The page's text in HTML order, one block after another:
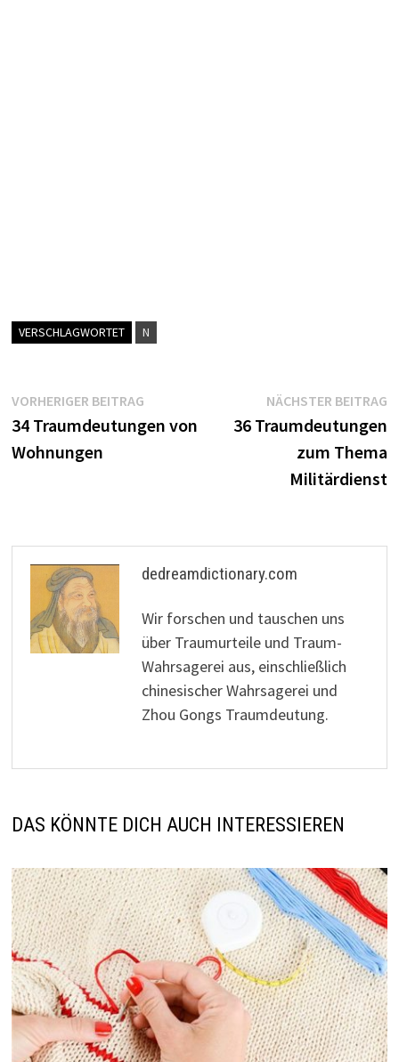
VERSCHLAGWORTET N
Beitragsnavigation
VORHERIGER BEITRAGVorheriger
Beitrag:
34 Traumdeutungen von
Wohnungen
NÄCHSTER BEITRAG
36 Traumdeutungen
zum Thema
Militärdienst
dedreamdictionary.com
Wir forschen und tauschen uns
über Traumurteile und Traum-
Wahrsagerei aus, einschließlich
chinesischer Wahrsagerei und
Zhou Gongs Traumdeutung.
DAS KÖNNTE DICH AUCH INTERESSIEREN